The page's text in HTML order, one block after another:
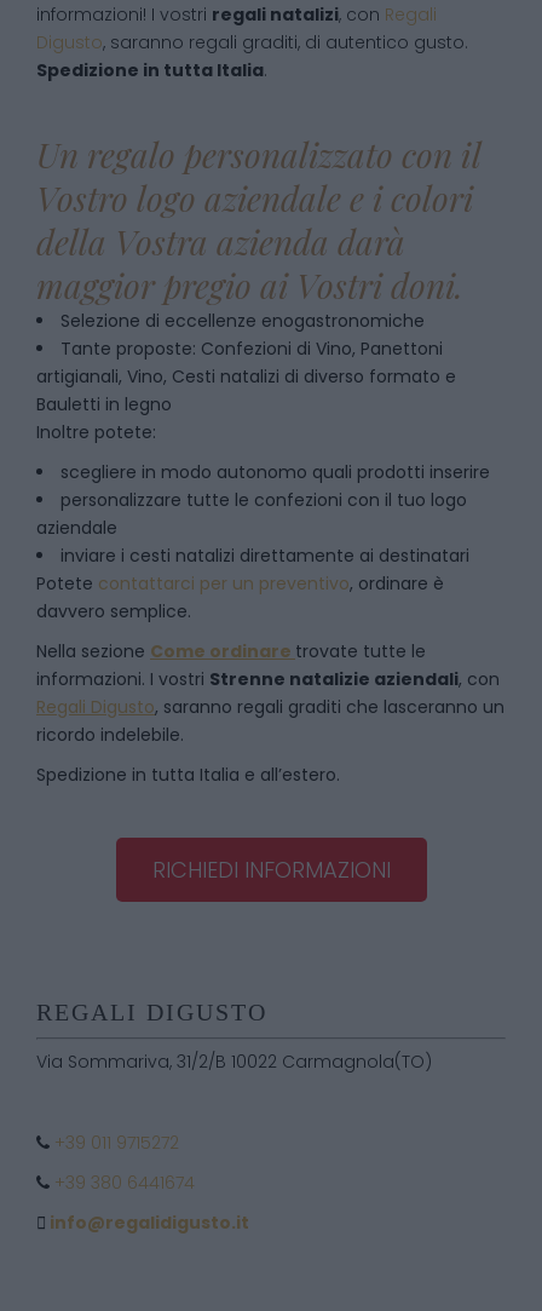
informazioni! I vostri regali natalizi, con Regali
Digusto, saranno regali graditi, di autentico gusto.
Spedizione in tutta Italia.
Un regalo personalizzato con il
Vostro logo aziendale e i colori
della Vostra azienda darà
maggior pregio ai Vostri doni.
Selezione di eccellenze enogastronomiche
Tante proposte: Confezioni di Vino, Panettoni
artigianali, Vino, Cesti natalizi di diverso formato e
Bauletti in legno
Inoltre potete:
scegliere in modo autonomo quali prodotti inserire
personalizzare tutte le confezioni con il tuo logo
aziendale
inviare i cesti natalizi direttamente ai destinatari
Potete contattarci per un preventivo, ordinare è
davvero semplice.
Nella sezione Come ordinare trovate tutte le
informazioni. I vostri Strenne natalizie aziendali, con
Regali Digusto, saranno regali graditi che lasceranno un
ricordo indelebile.
Spedizione in tutta Italia e all’estero.
RICHIEDI INFORMAZIONI
REGALI DIGUSTO
Via Sommariva, 31/2/B 10022 Carmagnola(TO)
+39 011 9715272
+39 380 6441674
info@regalidigusto.it